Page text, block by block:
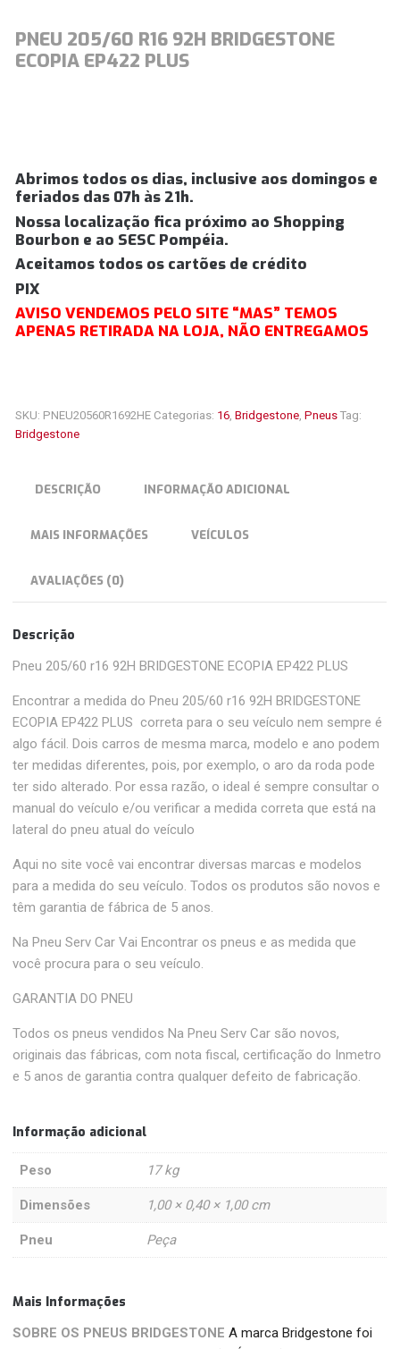
PNEU 205/60 R16 92H BRIDGESTONE
ECOPIA EP422 PLUS
Abrimos todos os dias, inclusive aos domingos e
feriados das 07h às 21h.
Nossa localização fica próximo ao Shopping
Bourbon e ao SESC Pompéia.
Aceitamos todos os cartões de crédito
PIX
AVISO VENDEMOS PELO SITE “MAS” TEMOS
APENAS RETIRADA NA LOJA, NÃO ENTREGAMOS
SKU: PNEU20560R1692HE Categorias: 16, Bridgestone, Pneus Tag:
Bridgestone
DESCRIÇÃO INFORMAÇÃO ADICIONAL
MAIS INFORMAÇÕES VEÍCULOS
AVALIAÇÕES (0)
Descrição
Pneu 205/60 r16 92H BRIDGESTONE ECOPIA EP422 PLUS
Encontrar a medida do Pneu 205/60 r16 92H BRIDGESTONE
ECOPIA EP422 PLUS correta para o seu veículo nem sempre é
algo fácil. Dois carros de mesma marca, modelo e ano podem
ter medidas diferentes, pois, por exemplo, o aro da roda pode
ter sido alterado. Por essa razão, o ideal é sempre consultar o
manual do veículo e/ou verificar a medida correta que está na
lateral do pneu atual do veículo
Aqui no site você vai encontrar diversas marcas e modelos
para a medida do seu veículo. Todos os produtos são novos e
têm garantia de fábrica de 5 anos.
Na Pneu Serv Car Vai Encontrar os pneus e as medida que
você procura para o seu veículo.
GARANTIA DO PNEU
Todos os pneus vendidos Na Pneu Serv Car são novos,
originais das fábricas, com nota fiscal, certificação do Inmetro
e 5 anos de garantia contra qualquer defeito de fabricação.
Informação adicional
Peso 17 kg
Dimensões 1,00 × 0,40 × 1,00 cm
Pneu Peça
Mais Informações
SOBRE OS PNEUS BRIDGESTONE A marca Bridgestone foi